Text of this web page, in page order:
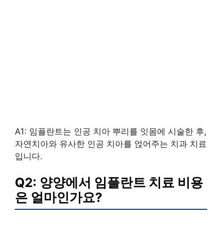
A1: 임플란트는 인공 치아 뿌리를 잇몸에 시술한 후,
자연치아와 유사한 인공 치아를 얹어주는 치과 치료
입니다.
Q2: 양양에서 임플란트 치료 비용
은 얼마인가요?